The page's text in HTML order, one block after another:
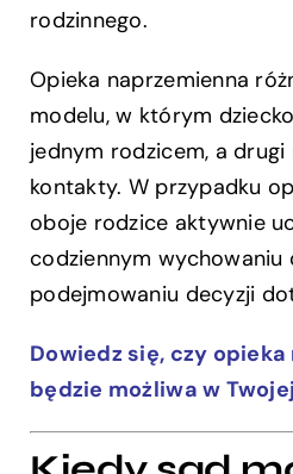
rodzinnego.
Opieka naprzemienna
modelu, w którym
jednym rodzicem, a drugi
kontakty. W przypadku
oboje rodzice aktywnie
codziennym wychowaniu
podejmowaniu decyzji
Dowiedz się, czy
będzie możliwa w